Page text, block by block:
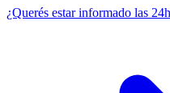
¿Querés estar informado las